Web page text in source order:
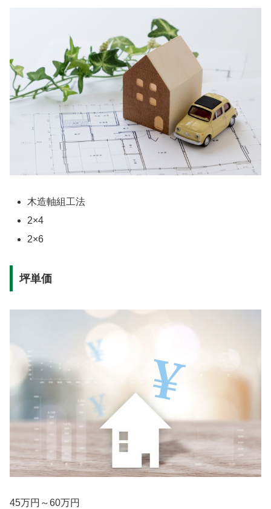
木造軸組工法
2×4
2×6
坪単価
45万円～60万円